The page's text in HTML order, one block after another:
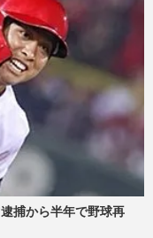
捕から半年で野球再